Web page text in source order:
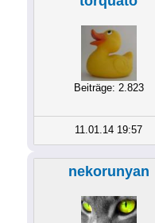
Beiträge: 2.823
11.01.14 19:57
nekorunyan